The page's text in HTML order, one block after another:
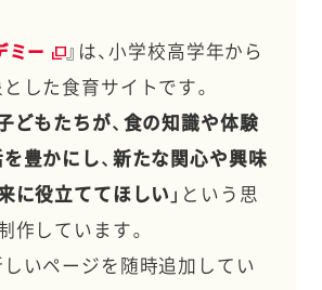
ミー
』は、小学校高学年から
した食育サイトです。
どもたちが、食の知識や体験
豊かにし、新たな関心や興味
に役立ててほしい」 という思
作しています。
いページを随時追加してい